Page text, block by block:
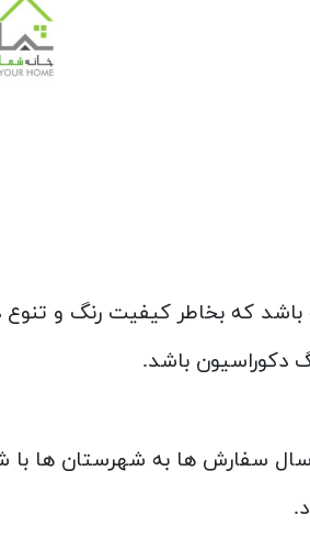
که بخاطر کیفیت رنگ و تنوع
دکوراسیون باشد.
سفارش ها به شهرستان ها